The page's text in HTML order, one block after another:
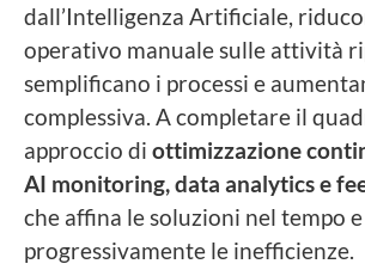
dall’Intelligenza Artificiale,
operativo manuale sulle attività
semplificano i processi e
complessiva. A completare il
approccio di ottimizzazione
AI monitoring, data analytics e
che affina le soluzioni nel tempo
progressivamente le inefficienze.